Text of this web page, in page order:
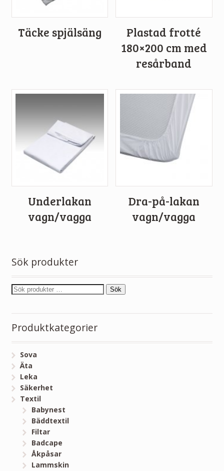
Täcke spjälsäng
Plastad frotté
180×200 cm med
resårband
Underlakan
vagn/vagga
Dra-på-lakan
vagn/vagga
Sök produkter
Sök
Produktkategorier
Sova
Äta
Leka
Säkerhet
Textil
Babynest
Bäddtextil
Filtar
Badcape
Åkpåsar
Lammskin